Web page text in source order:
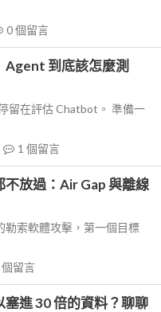
0個留言
Agent 到底該怎麼測
留在評估 Chatbot。 準備一
1 個留言
放過：Air Gap 與離線
勒索軟體攻擊，第一個目標
個留言
進 30 倍的資料？聊聊